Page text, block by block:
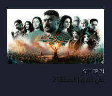
S1 | EP 21
علي كلاي | الحلقة 21